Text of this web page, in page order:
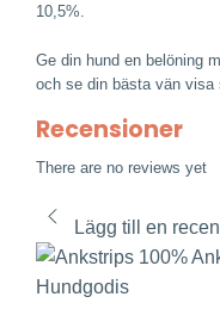
10,5%.
Ge din hund en belöning
och se din bästa vän visa
Recensioner
There are no reviews yet
Lägg till en